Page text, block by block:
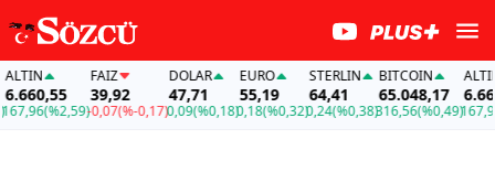
(%2,59)
FAİZ
39,92
-0,07(%-0,17)
DOLAR
47,71
0,09(%0,18)
EURO
55,19
0,18(%0,32)
STERLIN
64,41
0,24(%0,38)
BITCOIN
65.048,17
316,56(%0,49)
ALTIN
167,96